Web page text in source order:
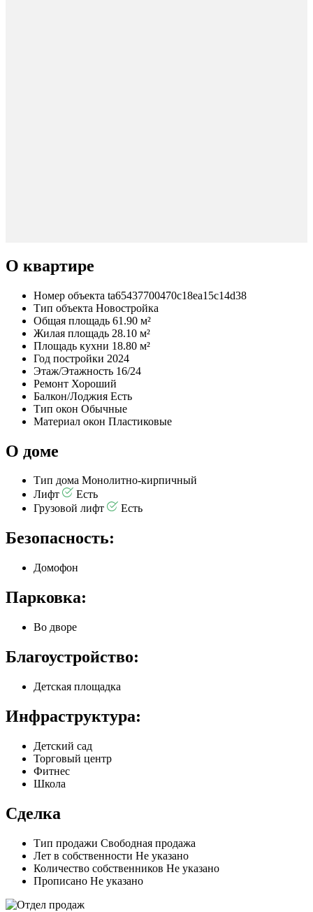
О квартире
Номер объекта ta65437700470c18ea15c14d38
Тип объекта Новостройка
Общая площадь 61.90 м²
Жилая площадь 28.10 м²
Площадь кухни 18.80 м²
Год постройки 2024
Этаж/Этажность 16/24
Ремонт Хороший
Балкон/Лоджия Есть
Тип окон Обычные
Материал окон Пластиковые
О доме
Тип дома Монолитно-кирпичный
Лифт
Есть
Грузовой лифт
Есть
Безопасность:
Домофон
Парковка:
Во дворе
Благоустройство:
Детская площадка
Инфраструктура:
Детский сад
Торговый центр
Фитнес
Школа
Сделка
Тип продажи Свободная продажа
Лет в собственности Не указано
Количество собственников Не указано
Прописано Не указано